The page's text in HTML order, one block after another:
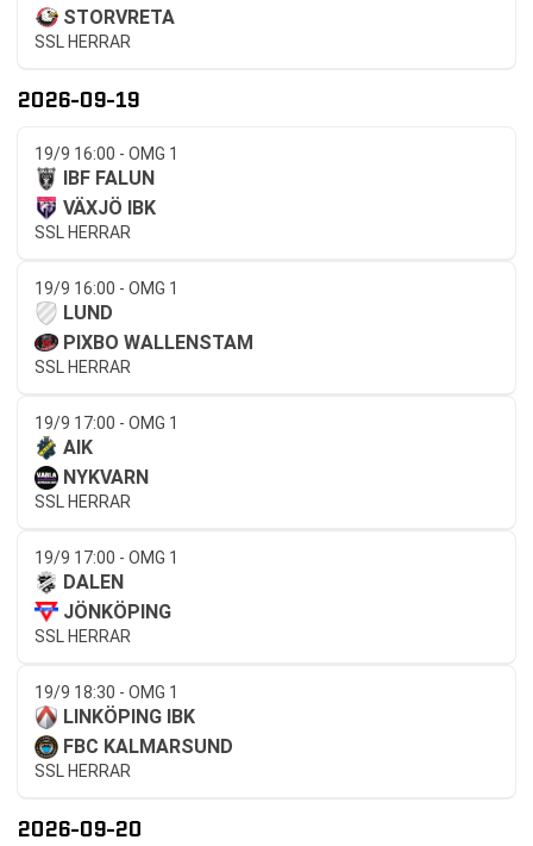
STORVRETA
SSL HERRAR
2026-09-19
19/9 16:00 - OMG 1
IBF FALUN
VÄXJÖ IBK
SSL HERRAR
19/9 16:00 - OMG 1
LUND
PIXBO WALLENSTAM
SSL HERRAR
19/9 17:00 - OMG 1
AIK
NYKVARN
SSL HERRAR
19/9 17:00 - OMG 1
DALEN
JÖNKÖPING
SSL HERRAR
19/9 18:30 - OMG 1
LINKÖPING IBK
FBC KALMARSUND
SSL HERRAR
2026-09-20